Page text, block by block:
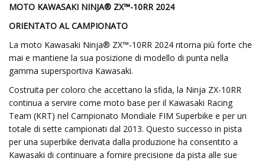
MOTO KAWASAKI NINJA® ZX™-10RR 2024
ORIENTATO AL CAMPIONATO
La moto Kawasaki Ninja® ZX™-10RR 2024 ritorna più forte che
mai e mantiene la sua posizione di modello di punta nella
gamma supersportiva Kawasaki.
Costruita per coloro che accettano la sfida, la Ninja ZX-10RR
continua a servire come moto base per il Kawasaki Racing
Team (KRT) nel Campionato Mondiale FIM Superbike e per un
totale di sette campionati dal 2013. Questo successo in pista
per una superbike derivata dalla produzione ha consentito a
Kawasaki di continuare a fornire precisione da pista alle sue